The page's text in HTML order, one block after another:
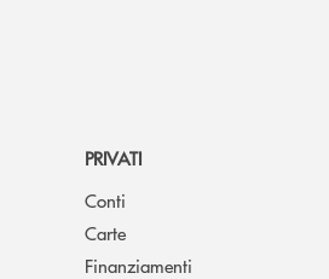
PRIVATI
Conti
Carte
Finanziamenti